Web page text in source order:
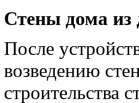
Стены дома из
После
возведению
строительства